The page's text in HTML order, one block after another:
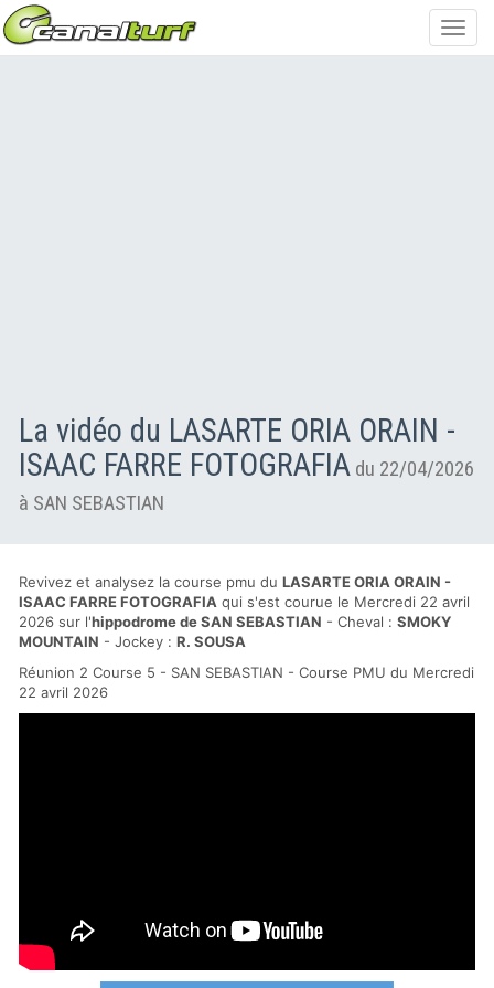
La vidéo du LASARTE ORIA ORAIN -
ISAAC FARRE FOTOGRAFIA du 22/04/2026
à SAN SEBASTIAN
Revivez et analysez la course pmu du LASARTE ORIA ORAIN -
ISAAC FARRE FOTOGRAFIA qui s'est courue le Mercredi 22 avril
2026 sur l'hippodrome de SAN SEBASTIAN - Cheval : SMOKY
MOUNTAIN - Jockey : R. SOUSA
Réunion 2 Course 5 - SAN SEBASTIAN - Course PMU du Mercredi
22 avril 2026